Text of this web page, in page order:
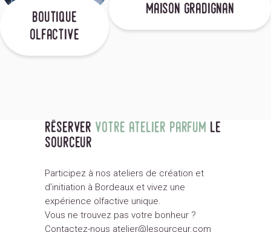
boutique
olfactive
maison gradignan
réserver votre atelier parfum le
sourceur
Participez à nos ateliers de création et
d’initiation à Bordeaux et vivez une
expérience olfactive unique.
Vous ne trouvez pas votre bonheur ?
Contactez-nous atelier@lesourceur.com